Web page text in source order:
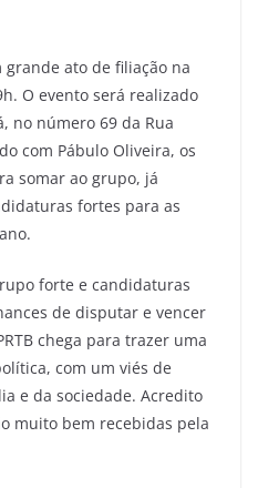
ato de filiação na
O evento será realizado
no número 69 da Rua
com Pábulo Oliveira, os
somar ao grupo, já
fortes para as
forte e candidaturas
de disputar e vencer
chega para trazer uma
com um viés de
e da sociedade. Acredito
muito bem recebidas pela